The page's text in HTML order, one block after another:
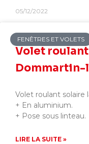
05/12/2022
FENÊTRES ET VOLETS
Volet
Dommartin-
Volet roulant solaire
+ En aluminium.
+ Pose sous linteau.
LIRE LA SUITE »